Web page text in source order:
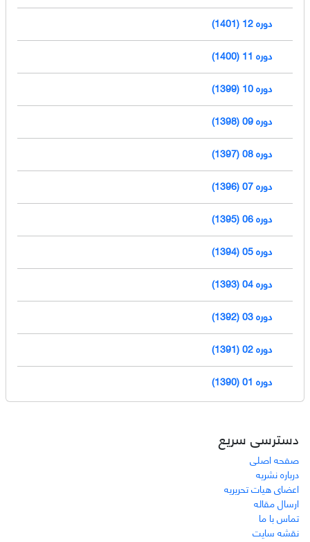
دوره 12 (1401)
دوره 11 (1400)
دوره 10 (1399)
دوره 09 (1398)
دوره 08 (1397)
دوره 07 (1396)
دوره 06 (1395)
دوره 05 (1394)
دوره 04 (1393)
دوره 03 (1392)
دوره 02 (1391)
دوره 01 (1390)
دسترسی سریع
صفحه اصلی
درباره نشریه
اعضای هیات تحریریه
ارسال مقاله
تماس با ما
نقشه سایت